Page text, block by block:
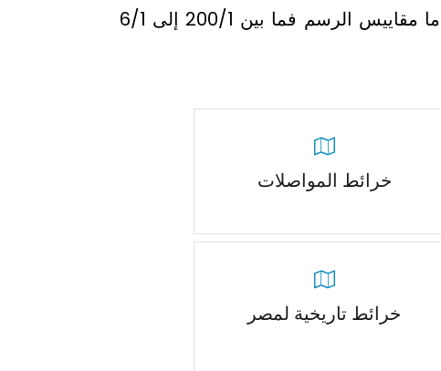
سابقا ) و خرائط أثار طيبة و ترجع بعض هذه الخرائط إلى القرن الثامن عشر الميلادى إما مقاييس الرسم فما بين 200/1 إلى 6/1
خرائط المواصلات
خرائط تاريخية لمصر